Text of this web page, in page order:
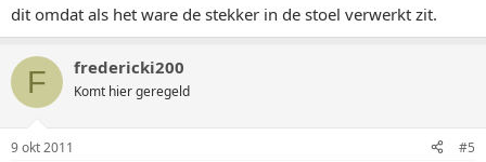
dit omdat als het ware de stekker in de stoel verwerkt zit.
F fredericki200
Komt hier geregeld
9 okt 2011 #5